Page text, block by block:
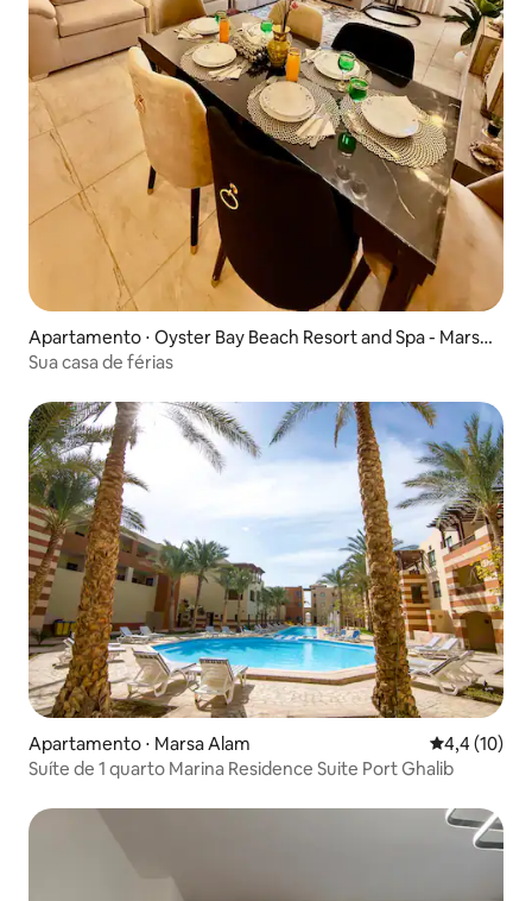
Apartamento ⋅ Oyster Bay Beach Resort and Spa - Marsa
Alam
Sua casa de férias
Apartamento ⋅ Marsa Alam 4,4 de uma
4,4 (10)
Suíte de 1 quarto Marina Residence Suite Port Ghalib